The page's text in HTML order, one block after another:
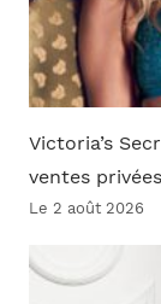
Victoria’s
ventes
Le 2 août 2026